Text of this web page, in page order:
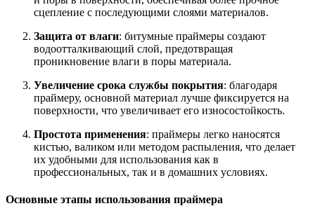
сцепление с последующими слоями материалов.
Защита от влаги: битумные праймеры создают
водоотталкивающий слой, предотвращая
проникновение влаги в поры материала.
Увеличение срока службы покрытия: благодаря
праймеру, основной материал лучше фиксируется на
поверхности, что увеличивает его износостойкость.
Простота применения: праймеры легко наносятся
кистью, валиком или методом распыления, что делает
их удобными для использования как в
профессиональных, так и в домашних условиях.
Основные этапы использования праймера